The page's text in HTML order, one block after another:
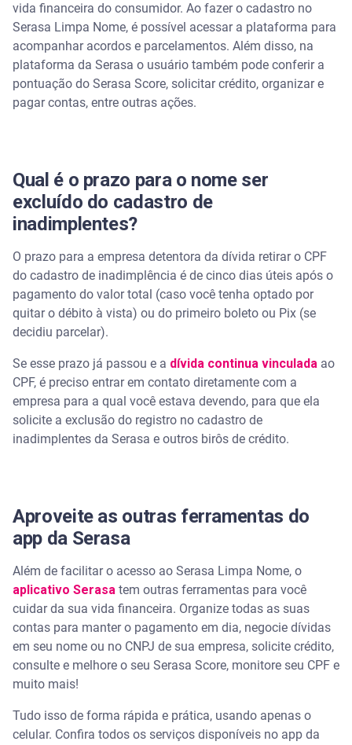
vida financeira do consumidor. Ao fazer o cadastro no
Serasa Limpa Nome, é possível acessar a plataforma para
acompanhar acordos e parcelamentos. Além disso, na
plataforma da Serasa o usuário também pode conferir a
pontuação do Serasa Score, solicitar crédito, organizar e
pagar contas, entre outras ações.
Qual é o prazo para o nome ser
excluído do cadastro de
inadimplentes?
O prazo para a empresa detentora da dívida retirar o CPF
do cadastro de inadimplência é de cinco dias úteis após o
pagamento do valor total (caso você tenha optado por
quitar o débito à vista) ou do primeiro boleto ou Pix (se
decidiu parcelar).
Se esse prazo já passou e a dívida continua vinculada ao
CPF, é preciso entrar em contato diretamente com a
empresa para a qual você estava devendo, para que ela
solicite a exclusão do registro no cadastro de
inadimplentes da Serasa e outros birôs de crédito.
Aproveite as outras ferramentas do
app da Serasa
Além de facilitar o acesso ao Serasa Limpa Nome, o
aplicativo Serasa tem outras ferramentas para você
cuidar da sua vida financeira. Organize todas as suas
contas para manter o pagamento em dia, negocie dívidas
em seu nome ou no CNPJ de sua empresa, solicite crédito,
consulte e melhore o seu Serasa Score, monitore seu CPF e
muito mais!
Tudo isso de forma rápida e prática, usando apenas o
celular. Confira todos os serviços disponíveis no app da